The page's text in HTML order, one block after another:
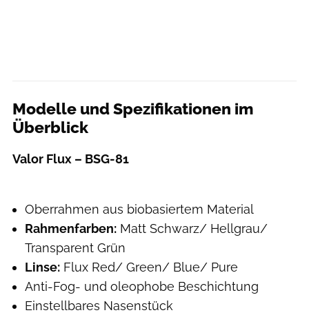
Modelle und Spezifikationen im
Überblick
Valor Flux – BSG-81
Oberrahmen aus biobasiertem Material
Rahmenfarben: Matt Schwarz/ Hellgrau/
Transparent Grün
Linse: Flux Red/ Green/ Blue/ Pure
Anti-Fog- und oleophobe Beschichtung
Einstellbares Nasenstück